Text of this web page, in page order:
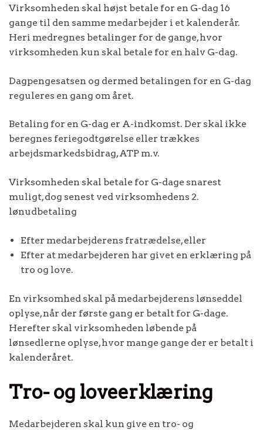
Virksomheden skal højst betale for en G-dag 16
gange til den samme medarbejder i et kalenderår.
Heri medregnes betalinger for de gange, hvor
virksomheden kun skal betale for en halv G-dag.
Dagpengesatsen og dermed betalingen for en G-dag
reguleres en gang om året.
Betaling for en G-dag er A-indkomst. Der skal ikke
beregnes feriegodtgørelse eller trækkes
arbejdsmarkedsbidrag, ATP m.v.
Virksomheden skal betale for G-dage snarest
muligt, dog senest ved virksomhedens 2.
lønudbetaling
Efter medarbejderens fratrædelse, eller
Efter at medarbejderen har givet en erklæring på
tro og love.
En virksomhed skal på medarbejderens lønseddel
oplyse, når der første gang er betalt for G-dage.
Herefter skal virksomheden løbende på
lønsedlerne oplyse, hvor mange gange der er betalt i
kalenderåret.
Tro- og loveerklæring
Medarbejderen skal kun give en tro- og